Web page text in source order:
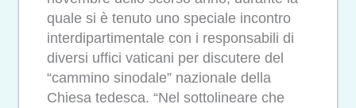
quale si è tenuto uno speciale incontro
interdipartimentale con i responsabili di
diversi uffici vaticani per discutere del
“cammino sinodale” nazionale della
Chiesa tedesca. “Nel sottolineare che